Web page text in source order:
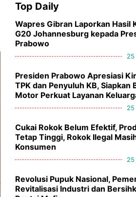
Top Daily
Wapres Gibran Laporkan Hasil
G20 Johannesburg kepada
Prabowo
Presiden Prabowo Apresiasi
TPK dan Penyuluh KB, Siapkan
Motor Perkuat Layanan
Cukai Rokok Belum Efektif,
Tetap Tinggi, Rokok Ilegal
Konsumen
Revolusi Pupuk Nasional,
Revitalisasi Industri dan